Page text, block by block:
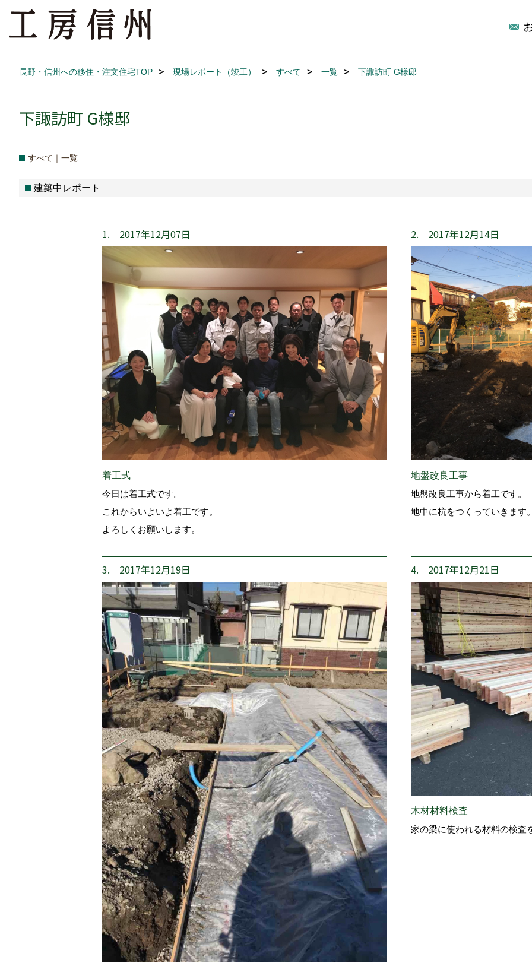
長野・信州への移住・注文住宅TOP 現場レポート（竣工） すべて 一覧 下諏訪町 G様邸
下諏訪町 G様邸
すべて｜一覧
建築中レポート
1. 2017年12月07日
着工式
今日は着工式です。
これからいよいよ着工です。
よろしくお願いします。
2. 2017年12月14日
地盤改良工事
地盤改良工事から着工です。
地中に杭をつくっていきます
3. 2017年12月19日 4. 2017年12月21日
木材材料検査
家の梁に使われる材料の検査